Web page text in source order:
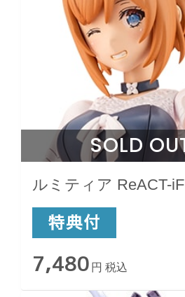
SOLD
ルミティア ReACT-iF
7,480 円 税込